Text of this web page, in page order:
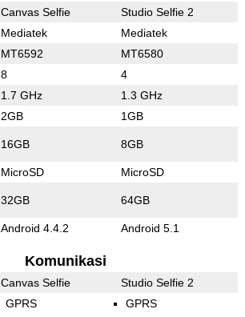
Canvas Selfie Studio Selfie 2
Mediatek Mediatek
MT6592 MT6580
8 4
1.7 GHz 1.3 GHz
2GB 1GB
16GB 8GB
MicroSD MicroSD
32GB 64GB
Android 4.4.2 Android 5.1
Komunikasi
Canvas Selfie Studio Selfie 2
GPRS GPRS